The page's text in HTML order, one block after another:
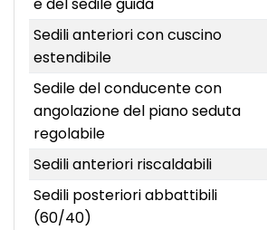
Sedili anteriori con cuscino
estendibile
Sedile del conducente con
angolazione del piano seduta
regolabile
Sedili anteriori riscaldabili
Sedili posteriori abbattibili
(60/40)